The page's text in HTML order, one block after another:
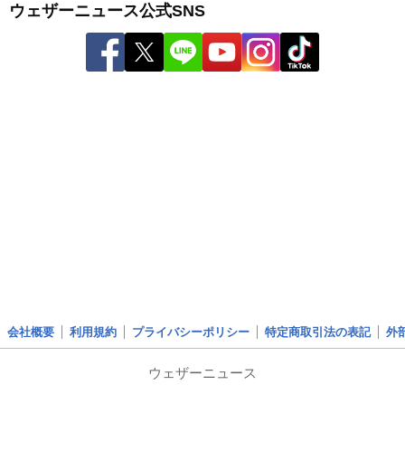
ウェザーニュース公式SNS
会社概要 利用規約 プライバシーポリシー 特定商取引法の表記 外
ウェザーニュース